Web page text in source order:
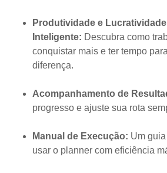
Produtividade e Lucratividade
Inteligente: Descubra como
conquistar mais e ter tempo
diferença.
Acompanhamento de
progresso e ajuste sua rota
Manual de Execução: Um
usar o planner com eficiência